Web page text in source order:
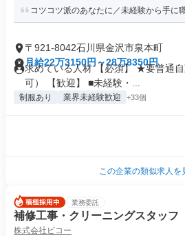
コツコツ派のあなたに／未経験から手に
〒921-8042石川県金沢市泉本町
月給22万3150円～28万8350円
求めている人材 【必須】 ★要普通
可） 【歓迎】 ■未経験・...
制服あり 業界未経験歓迎 +33個
この企業の類似求人を
業務委託
補修工事・クリーニングスタッフ
株式会社ビコー